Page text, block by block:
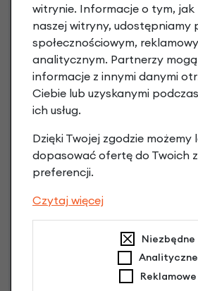
3 miesiące nie
Raty do 60
Poznaj szczegóły
witrynie. Informacje o tym, jak
naszej witryny, udostępniamy
społecznościowym,
analitycznym. Partnerzy
informacje z innymi danymi
Ciebie lub uzyskanymi
ich usług.
Dzięki Twojej zgodzie możemy
dopasować ofertę do Twoich
preferencji.
Czytaj więcej
Niezbędne
Analityczne
Reklamowe